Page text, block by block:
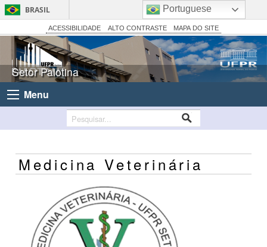
BRASIL
Simplifique!
Comunica BR
Participe
Acesso à informação
Canais
ACESSIBILIDADE ALTO CONTRASTE MAPA DO SITE
Setor Palotina
Menu
Medicina Veterinária
Portuguese